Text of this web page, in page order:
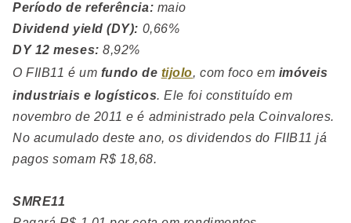
Período de referência: maio
Dividend yield (DY): 0,66%
DY 12 meses: 8,92%
O FIIB11 é um fundo de tijolo, com foco em imóveis
industriais e logísticos. Ele foi constituído em
novembro de 2011 e é administrado pela Coinvalores.
No acumulado deste ano, os dividendos do FIIB11 já
pagos somam R$ 18,68.
SMRE11